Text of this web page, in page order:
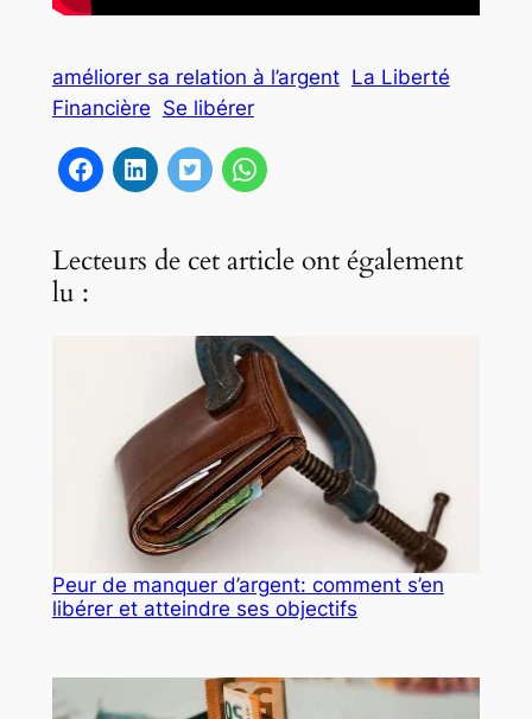
améliorer sa relation à l’argent La Liberté
Financière Se libérer
Lecteurs de cet article ont également
lu :
Peur de manquer d’argent: comment s’en
libérer et atteindre ses objectifs